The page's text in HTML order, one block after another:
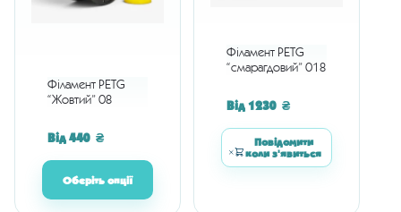
Філамент PETG
“Жовтий” 08
Від440 ₴
Оберіть опції
Філамент PETG
“смарагдовий” 018
Від1230 ₴
Повідомити
коли з'явиться